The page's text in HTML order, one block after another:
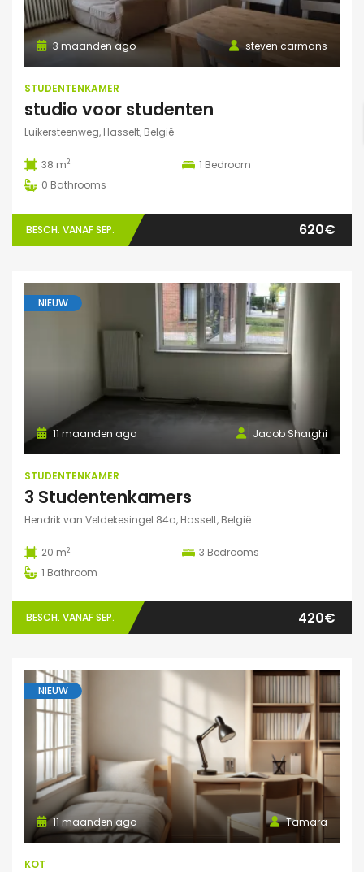
steven carmans
3 maanden ago
STUDENTENKAMER
studio voor studenten
Luikersteenweg, Hasselt, België
38 m2 1 Bedroom
0 Bathrooms
BESCH. VANAF SEP. 620€
NIEUW
Jacob Sharghi
11 maanden ago
STUDENTENKAMER
3 Studentenkamers
Hendrik van Veldekesingel 84a, Hasselt, België
20 m2 3 Bedrooms
1 Bathroom
BESCH. VANAF SEP. 420€
NIEUW
Tamara
11 maanden ago
KOT